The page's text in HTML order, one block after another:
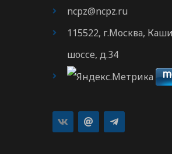
ncpz@ncpz.ru
115522, г.Москва,
шоссе, д.34